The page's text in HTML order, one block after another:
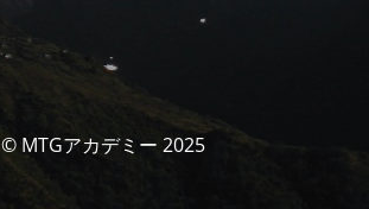
© MTGアカデミー 2025